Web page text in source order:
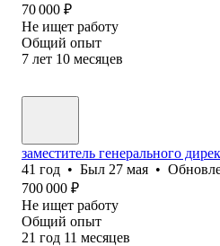
70 000 ₽
Не ищет работу
Общий опыт
7 лет 10 месяцев
заместитель генерального
41 год • Был 27 мая •
700 000 ₽
Не ищет работу
Общий опыт
21 год 11 месяцев